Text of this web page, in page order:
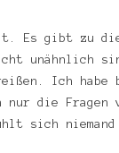
Es gibt zu
unähnlich
Ich habe
die Fragen
sich